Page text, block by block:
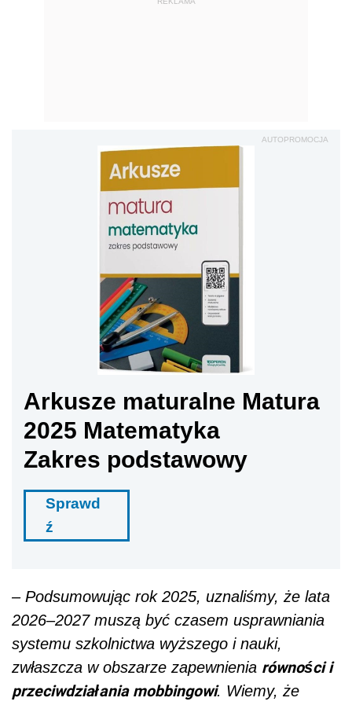
AUTOPROMOCJA
Arkusze maturalne Matura
2025 Matematyka
Zakres podstawowy
Sprawd
ź
– Podsumowując rok 2025, uznaliśmy, że lata
2026–2027 muszą być czasem usprawniania
systemu szkolnictwa wyższego i nauki,
zwłaszcza w obszarze zapewnienia równości i
przeciwdziałania mobbingowi. Wiemy, że